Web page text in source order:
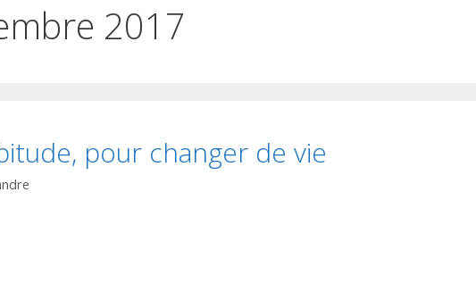
2017
pour changer de vie